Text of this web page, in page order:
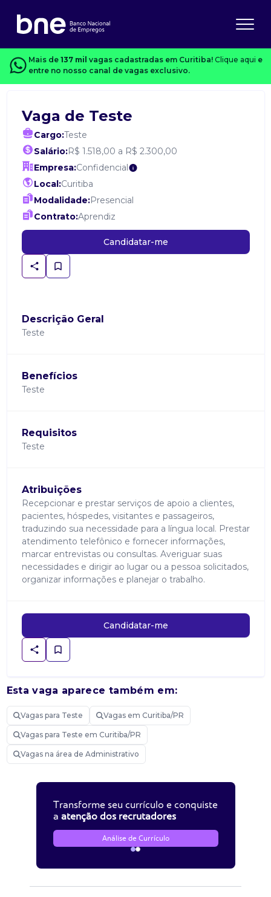
Mais de 137 mil vagas cadastradas em Curitiba! Clique aqui e
entre no nosso canal de vagas exclusivo.
Vaga de Teste
Cargo:Teste
Salário:R$ 1.518,00 a R$ 2.300,00
Empresa:Confidencial
Local:Curitiba
Modalidade:Presencial
Contrato:Aprendiz
Candidatar-me
Descrição Geral
Teste
Benefícios
Teste
Requisitos
Teste
Atribuições
Recepcionar e prestar serviços de apoio a clientes,
pacientes, hóspedes, visitantes e passageiros,
traduzindo sua necessidade para a língua local. Prestar
atendimento telefônico e fornecer informações,
marcar entrevistas ou consultas. Averiguar suas
necessidades e dirigir ao lugar ou a pessoa solicitados,
organizar informações e planejar o trabalho.
Candidatar-me
Esta vaga aparece também em:
Vagas para Teste Vagas em Curitiba/PR
Vagas para Teste em Curitiba/PR
Vagas na área de Administrativo
Transforme seu currículo e conquiste
a atenção dos recrutadores
Análise de Currículo